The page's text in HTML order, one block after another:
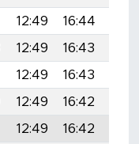
12:49 16:44
12:49 16:43
12:49 16:43
12:49 16:42
12:49 16:42